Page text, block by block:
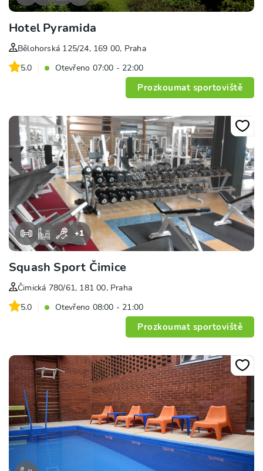
Hotel Pyramida
Bělohorská 125/24, 169 00, Praha
5.0
Otevřeno 07:00 - 22:00
Prozkoumat sportoviště
+1
Squash Sport Čimice
Čimická 780/61, 181 00, Praha
5.0
Otevřeno 08:00 - 21:00
Prozkoumat sportoviště